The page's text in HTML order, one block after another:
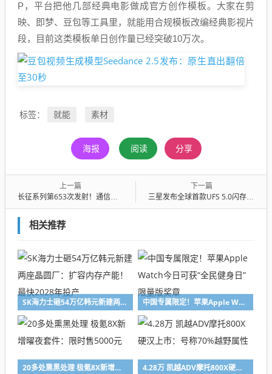
P，平台把他几部经典电影做成官方创作模板。大家在剪
映、即梦、豆包等工具里，就能用合规模板改编经典影视片
段，目前这类模板单日创作量已经突破10万次。
标签： 就能 素材
海报 阅读 分享
上一篇
长征系列第653次发射！通信技术试验卫星二十六号A星发射成功
下一篇
三星发布全球首款UFS 5.0闪存：读取速度10.8GB/s、能效提升40%
相关推荐
SK海力士砸54万亿韩元新建两座晶圆厂：扩容内存产能！最快2028年投产 中国专属限定！苹果Apple Watch今日可获“全民健身日”限量版奖章
20多处熏黑处理 极氪8X新增曜夜套件：限时售5000元 4.28万 凯越ADV摩托800X硬汉上市：号称70%越野属性